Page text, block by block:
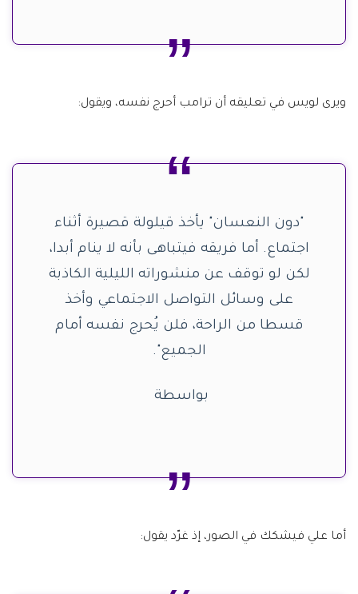
ويرى لويس في تعليقه أن ترامب أحرج نفسه، ويقول:
"دون النعسان" يأخذ قيلولة قصيرة أثناء
اجتماع. أما فريقه فيتباهى بأنه لا ينام أبدا،
لكن لو توقف عن منشوراته الليلية الكاذبة
على وسائل التواصل الاجتماعي وأخذ
قسطا من الراحة، فلن يُحرج نفسه أمام
الجميع".
بواسطة
أما علي فيشكك في الصور، إذ غرّد يقول: